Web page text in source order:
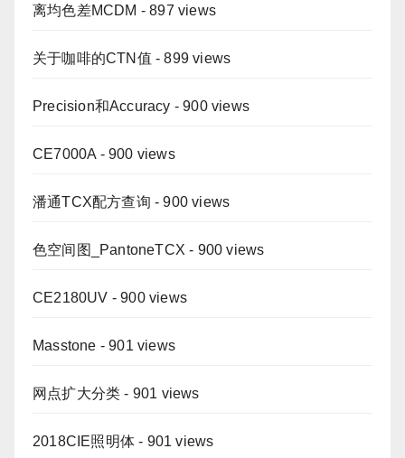
离均色差MCDM - 897 views
关于咖啡的CTN值 - 899 views
Precision和Accuracy - 900 views
CE7000A - 900 views
潘通TCX配方查询 - 900 views
色空间图_PantoneTCX - 900 views
CE2180UV - 900 views
Masstone - 901 views
网点扩大分类 - 901 views
2018CIE照明体 - 901 views